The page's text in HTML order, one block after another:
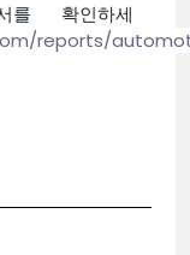
를 확인하세
reports/